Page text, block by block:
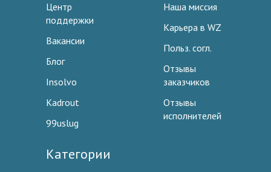
Центр
поддержки
Вакансии
Блог
Insolvo
Kadrout
99uslug
Наша миссия
Карьера в WZ
Польз. согл.
Отзывы
заказчиков
Отзывы
исполнителей
Категории